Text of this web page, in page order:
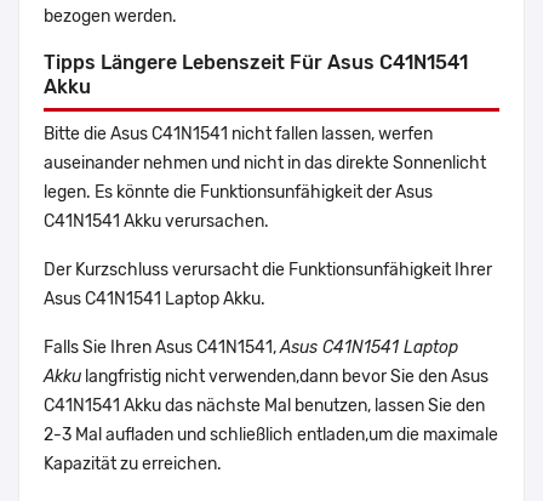
bezogen werden.
Tipps Längere Lebenszeit Für Asus C41N1541
Akku
Bitte die Asus C41N1541 nicht fallen lassen, werfen
auseinander nehmen und nicht in das direkte Sonnenlicht
legen. Es könnte die Funktionsunfähigkeit der Asus
C41N1541 Akku verursachen.
Der Kurzschluss verursacht die Funktionsunfähigkeit Ihrer
Asus C41N1541 Laptop Akku.
Falls Sie Ihren Asus C41N1541,Asus C41N1541 Laptop
Akku langfristig nicht verwenden,dann bevor Sie den Asus
C41N1541 Akku das nächste Mal benutzen, lassen Sie den
2-3 Mal aufladen und schließlich entladen,um die maximale
Kapazität zu erreichen.